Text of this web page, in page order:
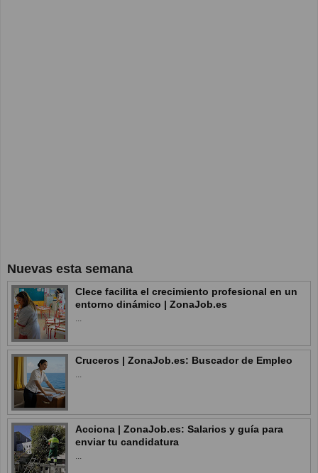
Nuevas esta semana
Clece facilita el crecimiento profesional en un
entorno dinámico | ZonaJob.es
Cruceros | ZonaJob.es: Buscador de Empleo
Acciona | ZonaJob.es: Salarios y guía para
enviar tu candidatura